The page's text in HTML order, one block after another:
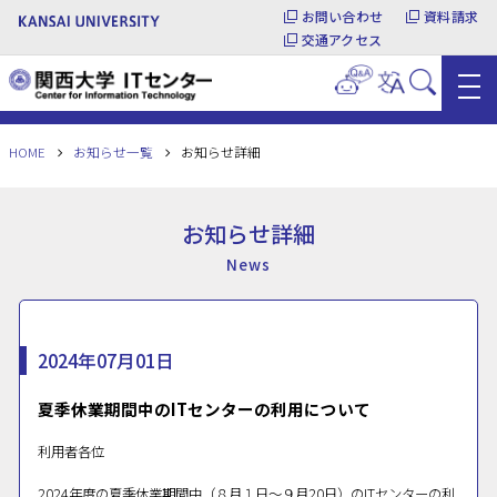
お問い合わせ
資料請求
交通アクセス
HOME お知らせ一覧 お知らせ詳細
お知らせ詳細
News
2024年07月01日
夏季休業期間中のITセンターの利用について
利用者各位